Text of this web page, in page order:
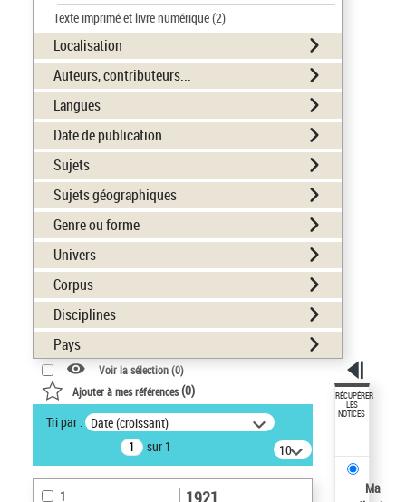
Texte imprimé et livre numérique(2)
Localisation
Auteurs, contributeurs...
Langues
Date de publication
Sujets
Sujets géographiques
Genre ou forme
Univers
Corpus
Disciplines
Pays
Voir la sélection (0)
Ajouter à mes références(0)
Tri par : Date (croissant)
sur 1
10
résultats/page
1
1921
RÉCUPÉRER
LES
NOTICES
Ma